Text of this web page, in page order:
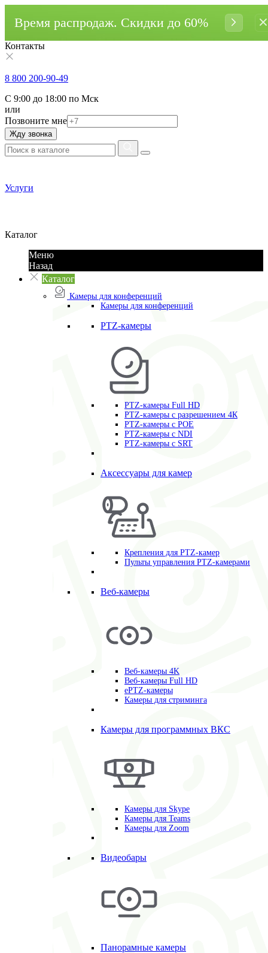
Время распродаж. Cкидки до 60%
Контакты
8 800 200-90-49
С 9:00 до 18:00 по Мск
или
Позвоните мне
Жду звонка
Услуги
Каталог
Меню
Назад
Каталог
Камеры для конференций
Камеры для конференций
PTZ-камеры
PTZ-камеры Full HD
PTZ-камеры с разрешением 4К
PTZ-камеры с POE
PTZ-камеры c NDI
PTZ-камеры с SRT
Аксессуары для камер
Крепления для PTZ-камер
Пульты управления PTZ-камерами
Веб-камеры
Веб-камеры 4K
Веб-камеры Full HD
ePTZ-камеры
Камеры для стриминга
Камеры для программных ВКС
Камеры для Skype
Камеры для Teams
Камеры для Zoom
Видеобары
Панорамные камеры